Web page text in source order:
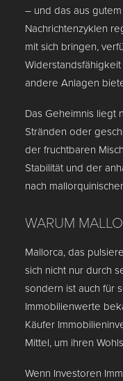
– und das aus
Nachrichtenzyklen
mit sich bringen,
andere Anlagen
Das Geheimnis liegt
Stränden oder
der fruchtbaren
Stabilität und der
nach
WARUM
Mallorca, das
sich nicht nur durch
sondern ist auch für
Immobilienwerte
Käufer
Mittel, um ihren
Wenn Investoren